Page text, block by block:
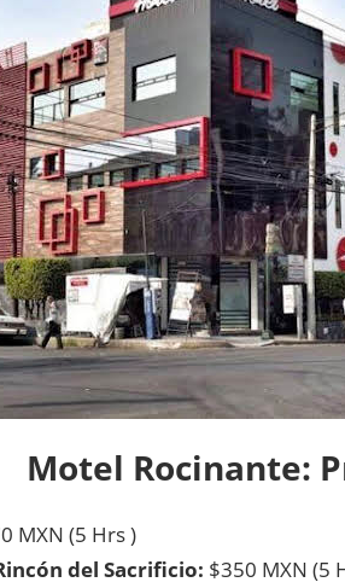
Motel Rocinante:
MXN (5 Hrs )
del Sacrificio: $350 MXN (5